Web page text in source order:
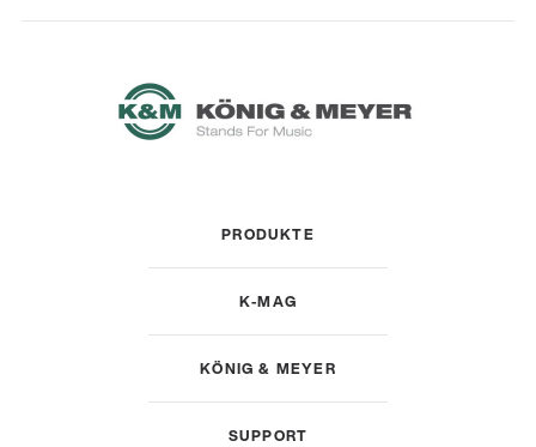
PRODUKTE
K-MAG
KÖNIG & MEYER
SUPPORT